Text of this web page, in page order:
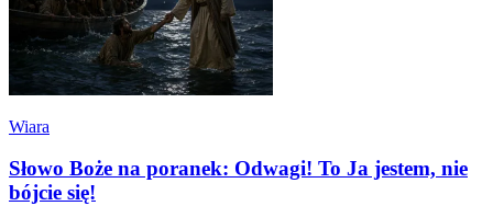
Wiara
Słowo Boże na poranek: Odwagi! To Ja jestem, nie
bójcie się!